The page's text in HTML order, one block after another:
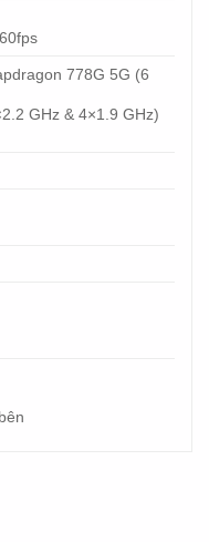
778G 5G (6
GHz & 4×1.9 GHz)